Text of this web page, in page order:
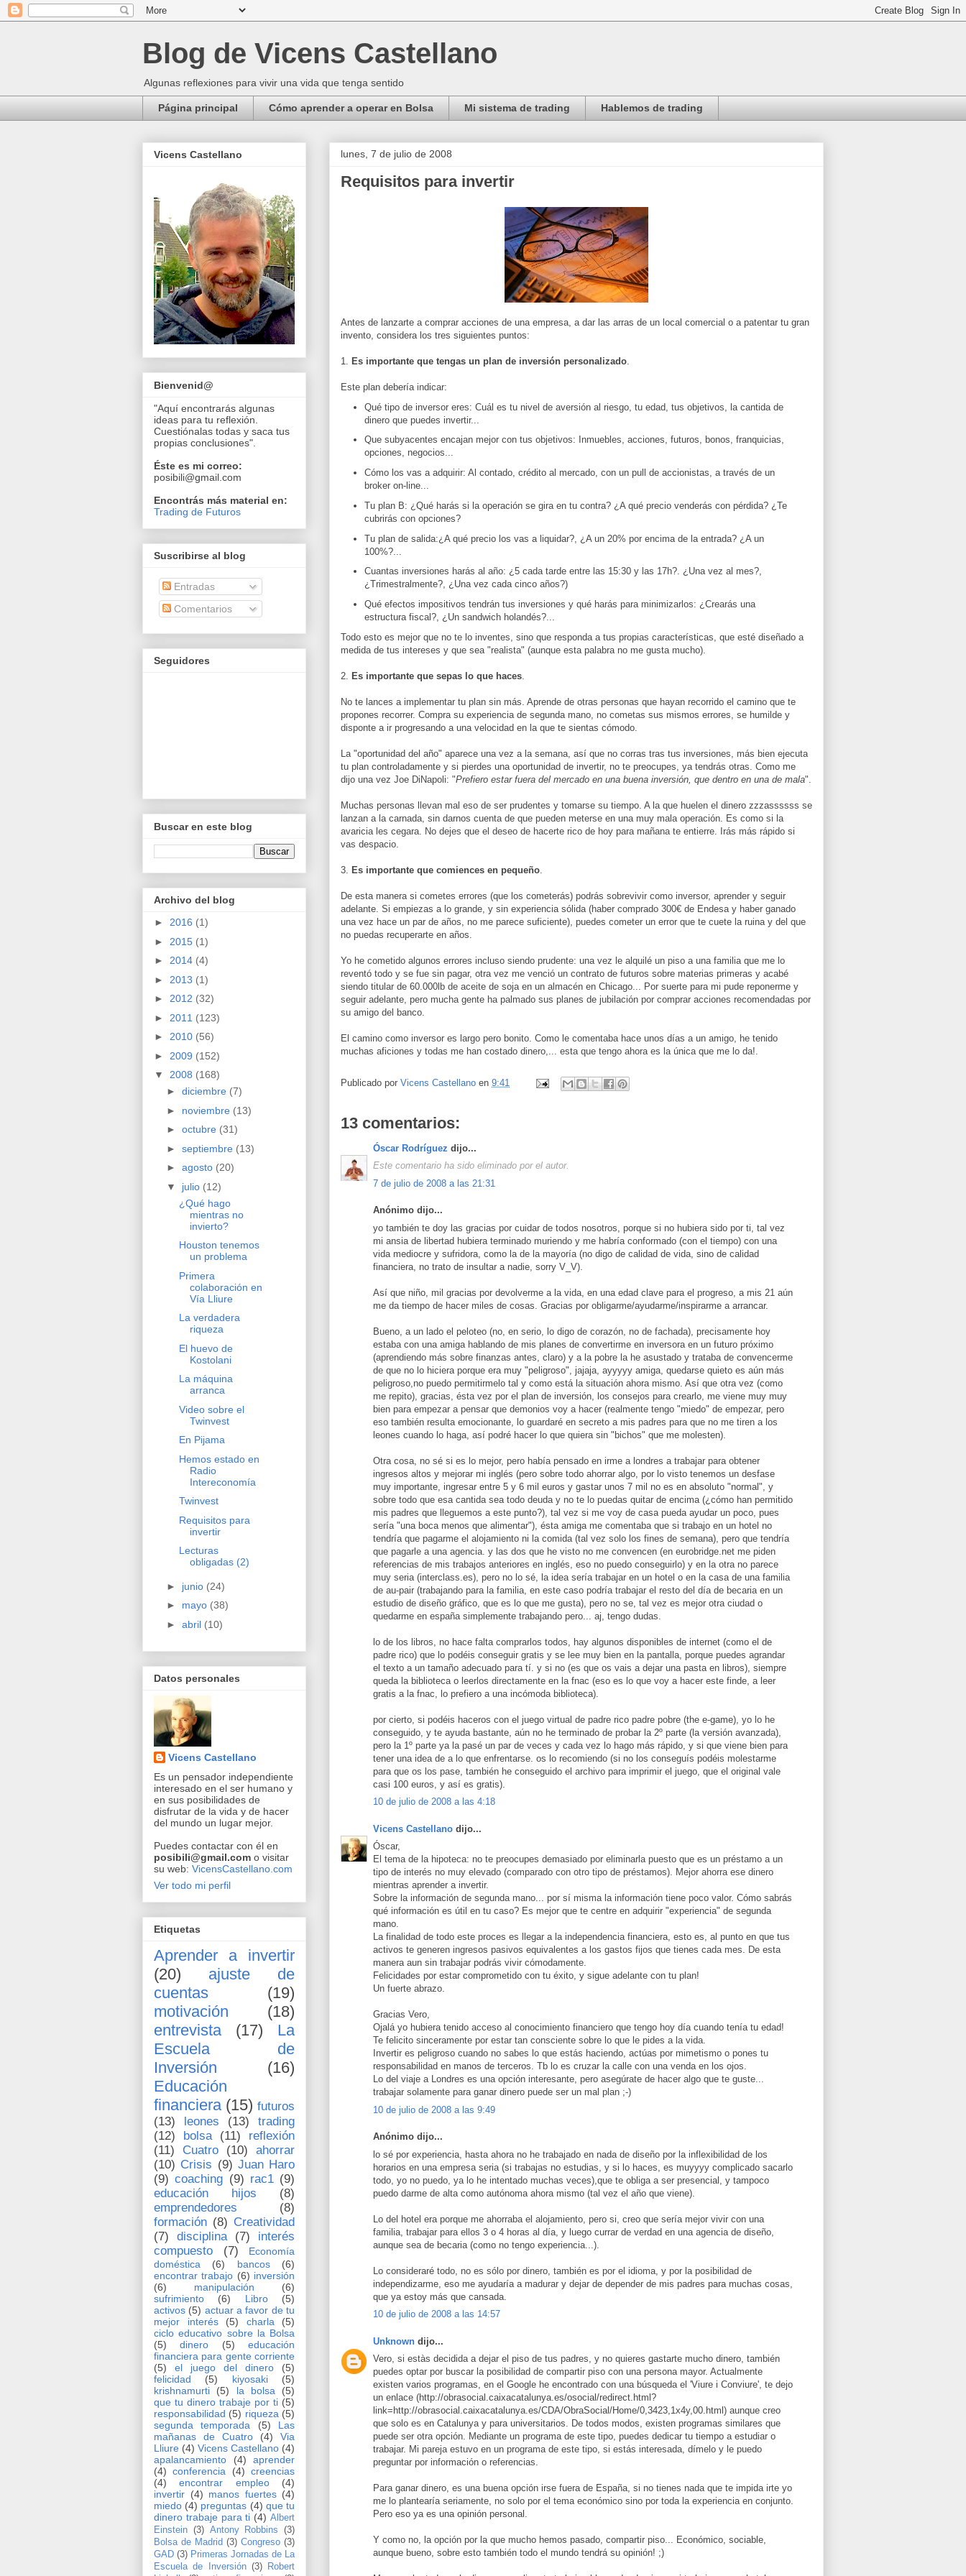
Blog de Vicens Castellano
Algunas reflexiones para vivir una vida que tenga sentido
Página principal Cómo aprender a operar en Bolsa Mi sistema de trading Hablemos de trading
lunes, 7 de julio de 2008
Requisitos para invertir
Antes de lanzarte a comprar acciones de una empresa, a dar las arras de un local comercial o a patentar tu gran
invento, considera los tres siguientes puntos:
1. Es importante que tengas un plan de inversión personalizado
Este plan debería indicar:
Qué tipo de inversor eres: Cuál es tu nivel de aversión al riesgo, tu edad, tus objetivos, la cantida de
dinero que puedes invertir...
Que subyacentes encajan mejor con tus objetivos: Inmuebles, acciones, futuros, bonos, franquicias,
opciones, negocios...
Cómo los vas a adquirir: Al contado, crédito al mercado, con un pull de accionistas, a través de un
broker on-line...
Tu plan B: ¿Qué harás si la operación se gira en tu contra? ¿A qué precio venderás con pérdida? ¿Te
cubrirás con opciones?
Tu plan de salida:¿A qué precio los vas a liquidar?, ¿A un 20% por encima de la entrada? ¿A un
100%?...
Cuantas inversiones harás al año: ¿5 cada tarde entre las 15:30 y las 17h?. ¿Una vez al mes?,
¿Trimestralmente?, ¿Una vez cada cinco años?)
Qué efectos impositivos tendrán tus inversiones y qué harás para minimizarlos: ¿Crearás una
estructura fiscal?, ¿Un sandwich holandés?...
Todo esto es mejor que no te lo inventes, sino que responda a tus propias características, que esté diseñado a
medida de tus intereses y que sea "realista" (aunque esta palabra no me gusta mucho).
2. Es importante que sepas lo que haces
No te lances a implementar tu plan sin más. Aprende de otras personas que hayan recorrido el camino que te
propones recorrer. Compra su experiencia de segunda mano, no cometas sus mismos errores, se humilde y
disponte a ir progresando a una velocidad en la que te sientas cómodo.
La "oportunidad del año" aparece una vez a la semana, así que no corras tras tus inversiones, más bien ejecuta
tu plan controladamente y si pierdes una oportunidad de invertir, no te preocupes, ya tendrás otras. Como me
dijo una vez Joe DiNapoli: "Prefiero estar fuera del mercado en una buena inversión, que dentro en una de mala".
Muchas personas llevan mal eso de ser prudentes y tomarse su tiempo. A la que huelen el dinero zzzassssss se
lanzan a la carnada, sin darnos cuenta de que pueden meterse en una muy mala operación. Es como si la
avaricia les cegara. No dejes que el deseo de hacerte rico de hoy para mañana te entierre. Irás más rápido si
vas despacio.
3. Es importante que comiences en pequeño
De esta manera si cometes errores (que los cometerás) podrás sobrevivir como inversor, aprender y seguir
adelante. Si empiezas a lo grande, y sin experiencia sólida (haber comprado 300€ de Endesa y haber ganado
una vez hace un par de años, no me parece suficiente), puedes cometer un error que te cuete la ruina y del que
no puedas recuperarte en años.
Yo he cometido algunos errores incluso siendo prudente: una vez le alquilé un piso a una familia que me lo
reventó todo y se fue sin pagar, otra vez me venció un contrato de futuros sobre materias primeras y acabé
siendo titular de 60.000lb de aceite de soja en un almacén en Chicago... Por suerte para mi pude reponerme y
seguir adelante, pero mucha gente ha palmado sus planes de jubilación por comprar acciones recomendadas por
su amigo del banco.
El camino como inversor es largo pero bonito. Como le comentaba hace unos días a un amigo, he tenido
muchas aficiones y todas me han costado dinero,... esta que tengo ahora es la única que me lo da!.
Publicado por Vicens Castellano en 9:41
13 comentarios:
Óscar Rodríguez dijo...
Este comentario ha sido eliminado por el autor.
7 de julio de 2008 a las 21:31
Anónimo dijo...
yo también te doy las gracias por cuidar de todos nosotros, porque si no hubiera sido por ti, tal vez
mi ansia de libertad hubiera terminado muriendo y me habría conformado (con el tiempo) con una
vida mediocre y sufridora, como la de la mayoría (no digo de calidad de vida, sino de calidad
financiera, no trato de insultar a nadie, sorry V_V).
Así que niño, mil gracias por devolverme a la vida, en una edad clave para el progreso, a mis 21 aún
me da tiempo de hacer miles de cosas. Gracias por obligarme/ayudarme/inspirarme a arrancar.
Bueno, a un lado el peloteo (no, en serio, lo digo de corazón, no de fachada), precisamente hoy
estaba con una amiga hablando de mis planes de convertirme en inversora en un futuro próximo
(aprendiendo más sobre finanzas antes, claro) y a la pobre la he asustado y trataba de convencerme
de que no lo hiciera porque era muy "peligroso", jajaja, ayyyyy amiga, quedarse quieto es aún más
peligroso,no puedo permitirmelo tal y como está la situación ahora mismo. Así que otra vez (como
me repito), gracias, ésta vez por el plan de inversión, los consejos para crearlo, me viene muy muy
bien para empezar a pensar que demonios voy a hacer (realmente tengo "miedo" de empezar, pero
eso también resulta emocionante, lo guardaré en secreto a mis padres para que no me tiren a los
leones cuando lo haga, así podré hacer lo que quiera sin "bichos" que me molesten).
Otra cosa, no sé si es lo mejor, pero había pensado en irme a londres a trabajar para obtener
ingresos altos y mejorar mi inglés (pero sobre todo ahorrar algo, por lo visto tenemos un desfase
muy importante, ingresar entre 5 y 6 mil euros y gastar unos 7 mil no es en absoluto "normal", y
sobre todo que esa cantida sea todo deuda y no te lo puedas quitar de encima (¿cómo han permitido
mis padres que lleguemos a este punto?), tal vez si me voy de casa pueda ayudar un poco, pues
sería "una boca menos que alimentar"), ésta amiga me comentaba que si trabajo en un hotel no
tendría que pagarme el alojamiento ni la comida (tal vez solo los fines de semana), pero que tendría
que pagarle a una agencia. y las dos que he visto no me convencen (en eurobridge.net me piden
referencias de mis trabajos anteriores en inglés, eso no puedo conseguirlo) y en la otra no parece
muy seria (interclass.es), pero no lo sé, la idea sería trabajar en un hotel o en la casa de una familia
de au-pair (trabajando para la familia, en este caso podría trabajar el resto del día de becaria en un
estudio de diseño gráfico, que es lo que me gusta), pero no se, tal vez es mejor otra ciudad o
quedarme en españa simplemente trabajando pero... aj, tengo dudas.
lo de los libros, no hace falta comprarlos todos, hay algunos disponibles de internet (como el de
padre rico) que lo podéis conseguir gratis y se lee muy bien en la pantalla, porque puedes agrandar
el texto a un tamaño adecuado para tí. y si no (es que os vais a dejar una pasta en libros), siempre
queda la biblioteca o leerlos directamente en la fnac (eso es lo que voy a hacer este finde, a leer
gratis a la fnac, lo prefiero a una incómoda biblioteca).
por cierto, si podéis haceros con el juego virtual de padre rico padre pobre (the e-game), yo lo he
conseguido, y te ayuda bastante, aún no he terminado de probar la 2º parte (la versión avanzada),
pero la 1º parte ya la pasé un par de veces y cada vez lo hago más rápido, y si que viene bien para
tener una idea de a lo que enfrentarse. os lo recomiendo (si no los conseguís podéis molestarme
para que os los pase, también he conseguido el archivo para imprimir el juego, que el original vale
casi 100 euros, y así es gratis).
10 de julio de 2008 a las 4:18
Vicens Castellano dijo...
Óscar,
El tema de la hipoteca: no te preocupes demasiado por eliminarla puesto que es un préstamo a un
tipo de interés no muy elevado (comparado con otro tipo de préstamos). Mejor ahorra ese dinero
mientras aprender a invertir.
Sobre la información de segunda mano... por sí misma la información tiene poco valor. Cómo sabrás
qué información es útil en tu caso? Es mejor que te centre en adquirir "experiencia" de segunda
mano.
La finalidad de todo este proces es llegar a la independencia financiera, esto es, al punto en que tus
activos te generen ingresos pasivos equivalentes a los gastos fijos que tienes cada mes. De esta
manera aun sin trabajar podrás vivir cómodamente.
Felicidades por estar comprometido con tu éxito, y sigue adelante con tu plan!
Un fuerte abrazo.
Gracias Vero,
Ojalá yo hubiera tenido acceso al conocimiento financiero que tengo hoy día cuando tenía tu edad!
Te felicito sinceramente por estar tan consciente sobre lo que le pides a la vida.
Invertir es peligroso cuando no sabes lo que estás haciendo, actúas por mimetismo o pones tu
responsabilidad en manos de terceros. Tb lo es cruzar la calle con una venda en los ojos.
Lo del viaje a Londres es una opción interesante, pero asegúrate de hacer algo que te guste...
trabajar solamente para ganar dinero puede ser un mal plan ;-)
10 de julio de 2008 a las 9:49
Anónimo dijo...
lo sé por experiencia, hasta ahora no he trabajado en nada de diseño por la inflexibilidad de los
horarios en una empresa seria (si trabajas no estudias, y si lo haces, es muyyyy complicado sacarlo
todo, yo no puedo, ya lo he intentado muchas veces),que te obliga a ser presencial, y tampoco
puedo darme de alta como autónoma ahora mismo (tal vez el año que viene).
Lo del hotel era porque me ahorraba el alojamiento, pero si, creo que sería mejor vivir con una
familia, trabajar para ellos 3 o 4 horas al día, y luego currar de verdad en una agencia de diseño,
aunque sea de becaria (como no tengo experiencia...).
Lo consideraré todo, no es sólo por dinero, también es por el idioma, y por la posibilidad de
independizarme, eso me ayudaría a madurar y dejar de depender de mis padres para muchas cosas,
que ya estoy más que cansada.
10 de julio de 2008 a las 14:57
Unknown dijo...
Vero, si estàs decidida a dejar el piso de tus padres, y no quieres gastarte mucho dinero, también
puedes optar por buscar la posibilidad de compartir piso con una persona mayor. Actualmente
existen varios programas, en el Google he encontrado con una búsqueda el 'Viure i Conviure', te dejo
un enlace (http://obrasocial.caixacatalunya.es/osocial/redirect.html?
link=http://obrasocial.caixacatalunya.es/CDA/ObraSocial/Home/0,3423,1x4y,00.html) aunque creo
que solo es en Catalunya y para universitarios. De todos modos, existen programas similares que
puede ser otra opción. Mediante un programa de este tipo, puedes dedicar tu tiempo a estudiar o
trabajar. Mi pareja estuvo en un programa de este tipo, si estás interesada, dímelo y le puedo
preguntar por información o referencias.
Para ganar dinero, es una buena opción irse fuera de España, si no tienes nada que te impida irte yo
me lo plantearía seriamente, no solo por el tema económico sino por toda la experiencia en conjunto.
Pero eso ya es una opinión personal.
Y como no, la opción por la que mucho hemos pasado, compartir piso... Económico, sociable,
aunque bueno, sobre esto también todo el mundo tendrá su opinión! ;)
Vicens Castellano
Bienvenid@
"Aquí encontrarás algunas
ideas para tu reflexión.
Cuestiónalas todas y saca tus
propias conclusiones".
Éste es mi correo:
posibili@gmail.com
Encontrás más material en:
Trading de Futuros
Suscribirse al blog
Entradas
Comentarios
Seguidores
Buscar en este blog
Archivo del blog
► 2016 (1)
► 2015 (1)
► 2014 (4)
► 2013 (1)
► 2012 (32)
► 2011 (123)
► 2010 (56)
► 2009 (152)
▼ 2008 (168)
► diciembre (7)
► noviembre (13)
► octubre (31)
► septiembre (13)
► agosto (20)
▼ julio (12)
¿Qué hago
mientras no
invierto?
Houston tenemos
un problema
Primera
colaboración en
Vía Lliure
La verdadera
riqueza
El huevo de
Kostolani
La máquina
arranca
Video sobre el
Twinvest
En Pijama
Hemos estado en
Radio
Intereconomía
Twinvest
Requisitos para
invertir
Lecturas
obligadas (2)
► junio (24)
► mayo (38)
► abril (10)
Datos personales
Vicens Castellano
Es un pensador independiente
interesado en el ser humano y
en sus posibilidades de
disfrutar de la vida y de hacer
del mundo un lugar mejor.
Puedes contactar con él en
posibili@gmail.com o visitar
su web: VicensCastellano.com
Ver todo mi perfil
Etiquetas
Aprender a invertir
(20)
ajuste de
cuentas
(19)
motivación
(18)
entrevista
(17)
La
Escuela de
Inversión
(16)
Educación
financiera (15) futuros
(13)
leones (13)
trading
(12)
bolsa (11)
reflexión
(11)
Cuatro (10)
ahorrar
(10) Crisis (9) Juan Haro
(9) coaching (9) rac1 (9)
educación hijos
(8)
emprendedores
(8)
formación (8) Creatividad
(7)
disciplina (7)
interés
compuesto
(7)
Economía
doméstica
(6) bancos
(6)
encontrar trabajo (6) inversión
(6)
manipulación
(6)
sufrimiento
(6) Libro
(5)
activos (5) actuar a favor de tu
mejor interés
(5) charla
(5)
ciclo educativo sobre la Bolsa
(5)
dinero (5)
educación
financiera para gente corriente
(5)
el juego del dinero
(5)
felicidad
(5) kiyosaki
(5)
krishnamurti
(5) la bolsa
(5)
que tu dinero trabaje por ti (5)
responsabilidad (5) riqueza (5)
segunda temporada
(5)
Las
mañanas de Cuatro
(4)
Via
Lliure (4) Vicens Castellano (4)
apalancamiento
(4)
aprender
(4) conferencia (4) creencias
(4)
encontrar empleo
(4)
invertir (4) manos fuertes (4)
miedo (4) preguntas (4) que tu
dinero trabaje para ti (4) Albert
Einstein (3) Antony Robbins
(3)
Bolsa de Madrid (3) Congreso (3)
GAD (3) Primeras Jornadas de La
Escuela de Inversión (3)
Robert